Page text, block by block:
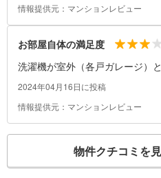
情報提供元：マンションレビュー
お部屋自体の満足度
洗濯機が室外（各戸ガレージ）
貧弱でつまりやすく、パッキン
臭気があがってくる。
2024年04月16日に投稿
情報提供元：マンションレビュー
物件クチコミを